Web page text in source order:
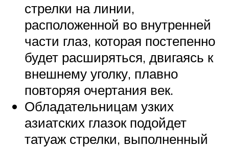
стрелки на линии,
расположенной во внутренней
части глаз, которая постепенно
будет расширяться, двигаясь к
внешнему уголку, плавно
повторяя очертания век.
Обладательницам узких
азиатских глазок подойдет
татуаж стрелки, выполненный